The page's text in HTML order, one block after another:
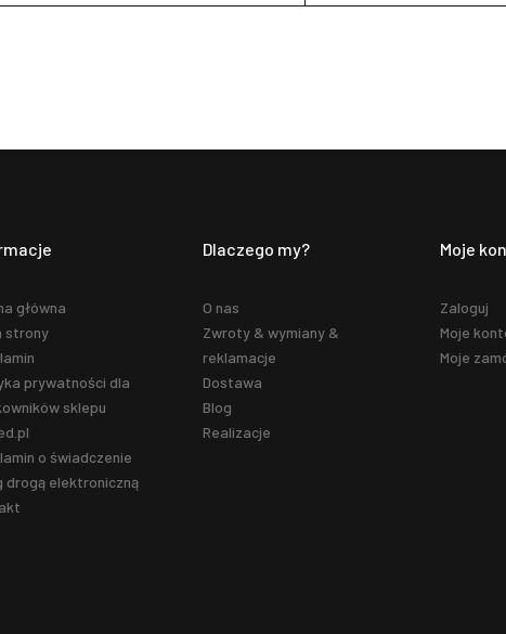
główna
strony
prywatności dla
sklepu
o świadczenie
drogą elektroniczną
Dlaczego my?
O nas
Zwroty & wymiany &
reklamacje
Dostawa
Blog
Realizacje
Moje
Zaloguj
Moje
Moje